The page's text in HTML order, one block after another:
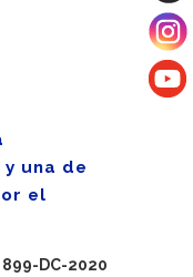
y una de
el
899-DC-2020